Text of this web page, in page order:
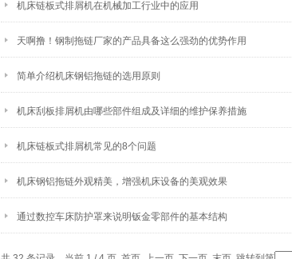
机床链板式排屑机在机械加工行业中的应用
天啊撸！钢制拖链厂家的产品具备这么强劲的优势作用
简单介绍机床钢铝拖链的选用原则
机床刮板排屑机由哪些部件组成及详细的维护保养措施
机床链板式排屑机常见的8个问题
机床钢铝拖链外观精美，增强机床设备的美观效果
通过数控车床防护罩来说明钣金零部件的基本结构